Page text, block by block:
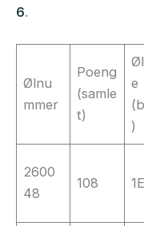
6.
Ølnu
mmer
Poeng
(samle
t)
e
)
2600
48
108 1E